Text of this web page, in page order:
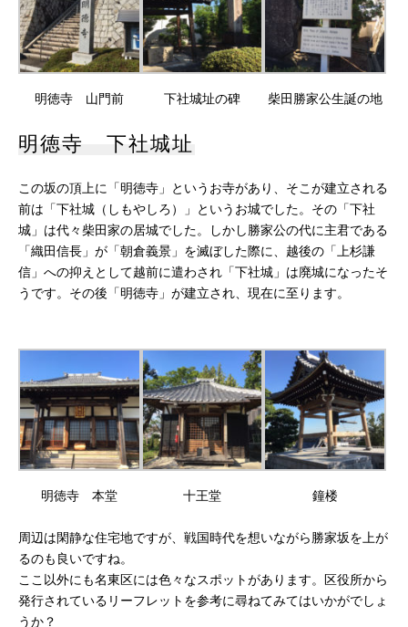
明徳寺 山門前 下社城址の碑 柴田勝家公生誕の地
明徳寺 下社城址
この坂の頂上に「明徳寺」というお寺があり、そこが建立される
前は「下社城（しもやしろ）」というお城でした。その「下社
城」は代々柴田家の居城でした。しかし勝家公の代に主君である
「織田信長」が「朝倉義景」を滅ぼした際に、越後の「上杉謙
信」への抑えとして越前に遣わされ「下社城」は廃城になったそ
うです。その後「明徳寺」が建立され、現在に至ります。
明徳寺 本堂 十王堂 鐘楼
周辺は閑静な住宅地ですが、戦国時代を想いながら勝家坂を上が
るのも良いですね。
ここ以外にも名東区には色々なスポットがあります。区役所から
発行されているリーフレットを参考に尋ねてみてはいかがでしょ
うか？